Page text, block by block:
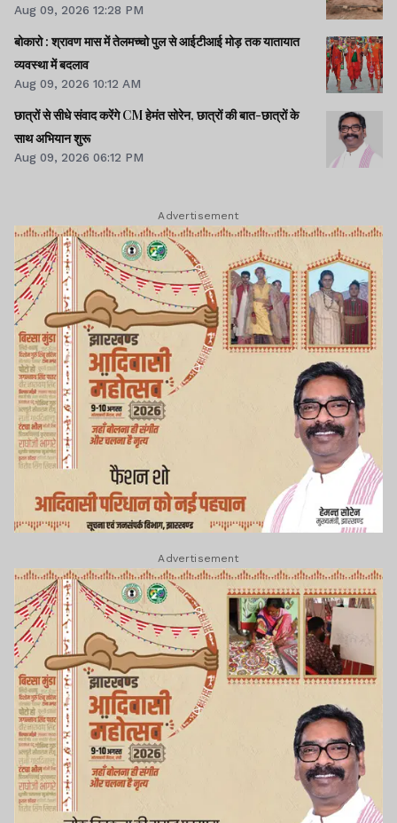
Aug 09, 2026 12:28 PM
बोकारो : श्रावण मास में तेलमच्चो पुल से आईटीआई मोड़ तक यातायात
व्यवस्था में बदलाव
Aug 09, 2026 10:12 AM
छात्रों से सीधे संवाद करेंगे CM हेमंत सोरेन, छात्रों की बात-छात्रों के
साथ अभियान शुरू
Aug 09, 2026 06:12 PM
Advertisement
Advertisement